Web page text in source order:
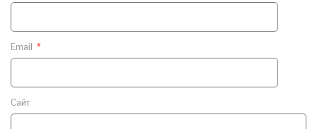
Email *
Сайт